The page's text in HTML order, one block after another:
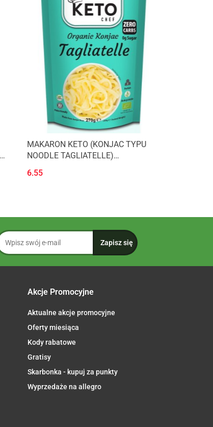
MAKARON KETO (KONJAC TYPU
NOODLE TAGLIATELLE)
BETTER THAN FOODS (KETO CHEF)
6.55
Akcje Promocyjne
Aktualne akcje promocyjne
Oferty miesiąca
Kody rabatowe
Gratisy
Skarbonka - kupuj za punkty
Wyprzedaże na allegro